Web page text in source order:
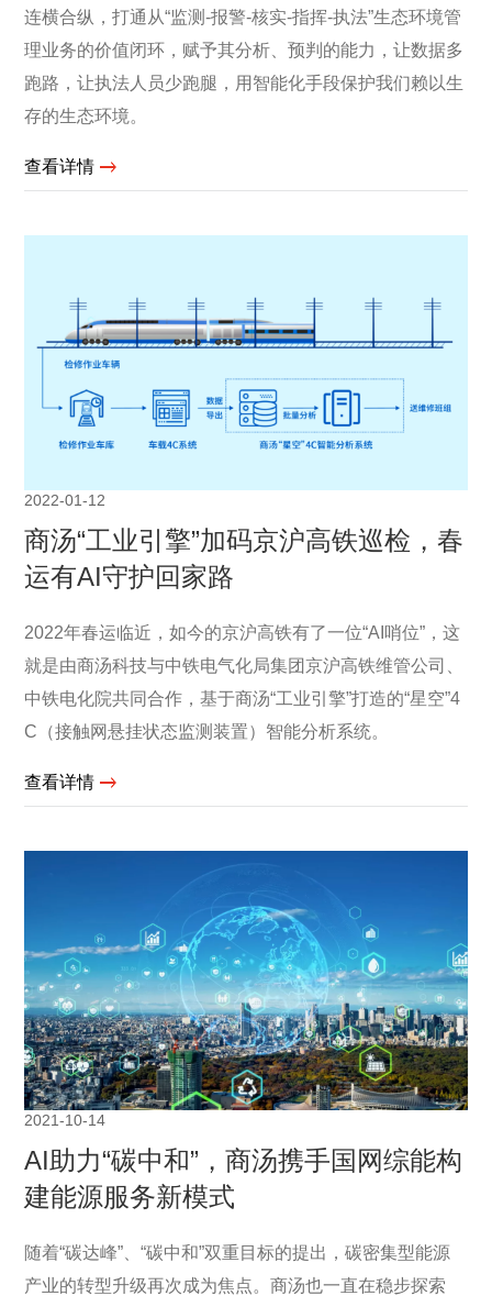
连横合纵，打通从“监测-报警-核实-指挥-执法”生态环境管
理业务的价值闭环，赋予其分析、预判的能力，让数据多
跑路，让执法人员少跑腿，用智能化手段保护我们赖以生
存的生态环境。
查看详情
2022-01-12
商汤“工业引擎”加码京沪高铁巡检，春
运有AI守护回家路
2022年春运临近，如今的京沪高铁有了一位“AI哨位”，这
就是由商汤科技与中铁电气化局集团京沪高铁维管公司、
中铁电化院共同合作，基于商汤“工业引擎”打造的“星空”4
C（接触网悬挂状态监测装置）智能分析系统。
查看详情
2021-10-14
AI助力“碳中和”，商汤携手国网综能构
建能源服务新模式
随着“碳达峰”、“碳中和”双重目标的提出，碳密集型能源
产业的转型升级再次成为焦点。商汤也一直在稳步探索